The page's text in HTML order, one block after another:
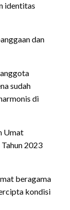
identitas
dan
sudah
di
Umat
2023
beragama
kondisi